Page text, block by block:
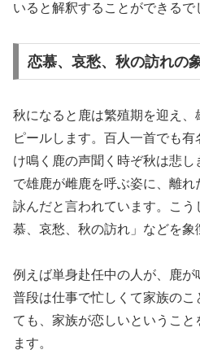
いると解釈することができるで
恋慕、哀愁、秋の訪れの
秋になると鹿は繁殖期を迎え
ピールします。百人一首でも
け鳴く鹿の声聞く時ぞ秋は悲
で雄鹿が雌鹿を呼ぶ姿に、離
詠んだと言われています。こ
慕、哀愁、秋の訪れ」などを象
例えば単身赴任中の人が、鹿が
普段は仕事で忙しくて家族の
ても、家族が恋しいということ
ます。